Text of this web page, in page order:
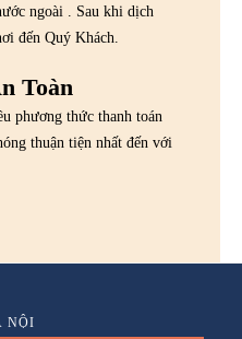
ngoài . Sau khi dịch
đến Quý Khách.
Toàn
phương thức thanh toán
thuận tiện nhất đến với
NỘI